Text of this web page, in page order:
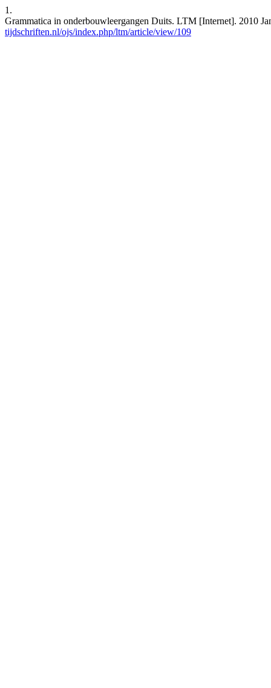
1.
Grammatica in onderbouwleergangen Duits. LTM [Internet]. 2010
tijdschriften.nl/ojs/index.php/ltm/article/view/109